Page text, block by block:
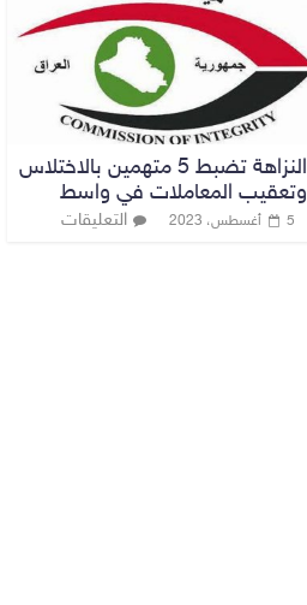
النزاهة تضبط 5 متهمين بالاختلاس
وتعقيب المعاملات في واسط
5 أغسطس، 2023 التعليقات